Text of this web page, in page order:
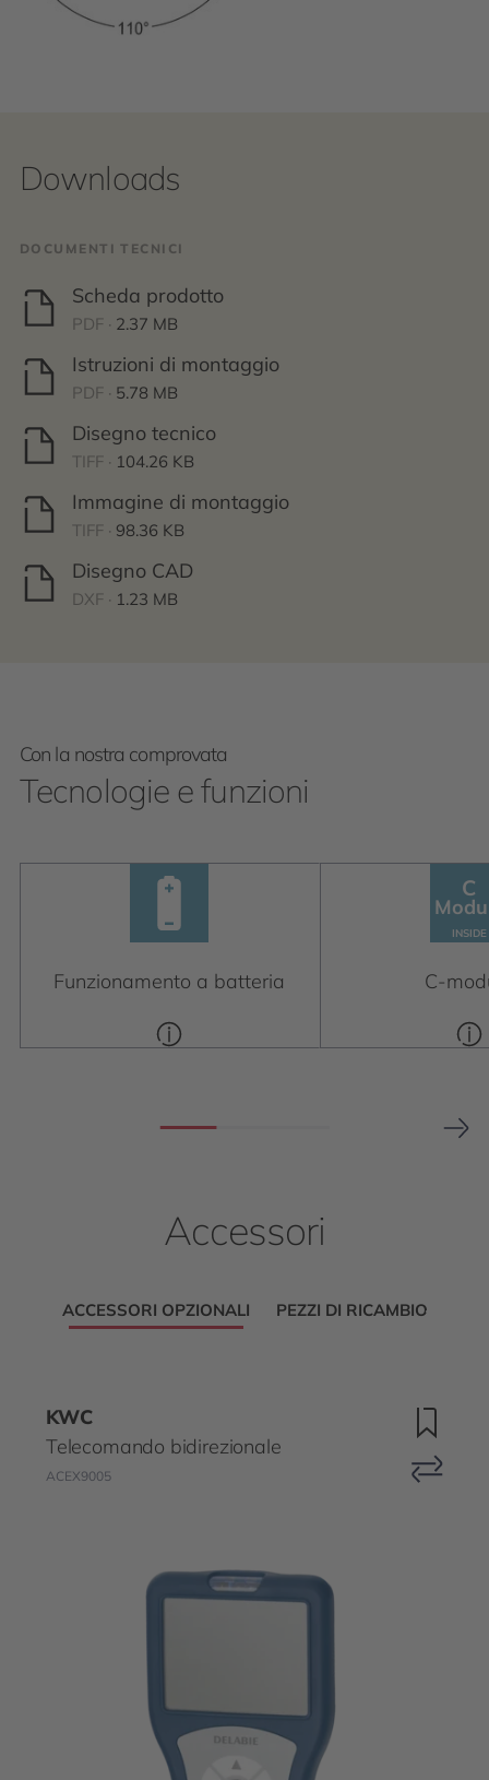
Downloads
DOCUMENTI TECNICI
Scheda prodotto
PDF · 2.37 MB
Istruzioni di montaggio
PDF · 5.78 MB
Disegno tecnico
TIFF · 104.26 KB
Immagine di montaggio
TIFF · 98.36 KB
Disegno CAD
DXF · 1.23 MB
Con la nostra comprovata
Tecnologie e funzioni
Funzionamento a batteria
C
INSIDE
C-
Accessori
ACCESSORI OPZIONALI PEZZI DI RICAMBIO
KWC
Telecomando bidirezionale
ACEX9005